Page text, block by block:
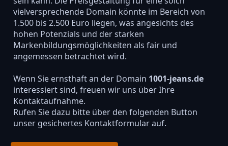
vielversprechende Domain könnte im Bereich von
1.500 bis 2.500 Euro liegen, was angesichts des
hohen Potenzials und der starken
Markenbildungsmöglichkeiten als fair und
angemessen betrachtet wird.
Wenn Sie ernsthaft an der Domain 1001-jeans.de
interessiert sind, freuen wir uns über Ihre
Kontaktaufnahme.
Rufen Sie dazu bitte über den folgenden Button
unser gesichertes Kontaktformular auf.